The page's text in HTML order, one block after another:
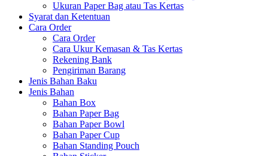
Ukuran Paper Bag atau Tas Kertas
Syarat dan Ketentuan
Cara Order
Cara Order
Cara Ukur Kemasan & Tas Kertas
Rekening Bank
Pengiriman Barang
Jenis Bahan Baku
Jenis Bahan
Bahan Box
Bahan Paper Bag
Bahan Paper Bowl
Bahan Paper Cup
Bahan Standing Pouch